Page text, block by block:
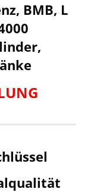
BMB, L